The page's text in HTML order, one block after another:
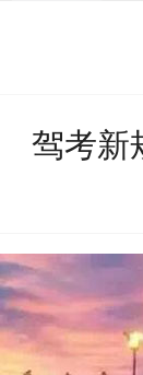
驾考新